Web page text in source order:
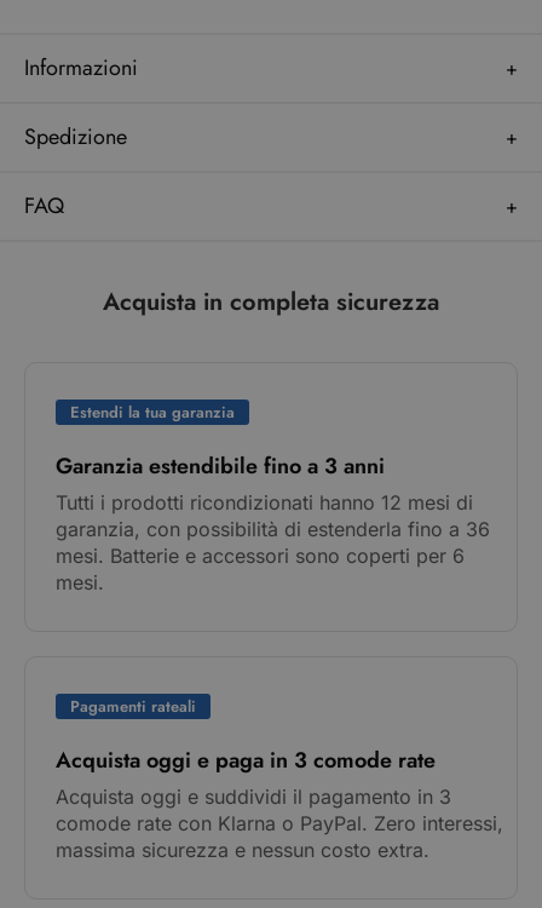
Informazioni
Spedizione
FAQ
Acquista in completa sicurezza
Estendi la tua garanzia
Garanzia estendibile fino a 3 anni
Tutti i prodotti ricondizionati hanno 12 mesi di
garanzia, con possibilità di estenderla fino a 36
mesi. Batterie e accessori sono coperti per 6
mesi.
Pagamenti rateali
Acquista oggi e paga in 3 comode rate
Acquista oggi e suddividi il pagamento in 3
comode rate con Klarna o PayPal. Zero interessi,
massima sicurezza e nessun costo extra.